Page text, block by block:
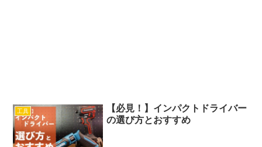
工具
【必見！】インパクトドライバー
の選び方とおすすめ